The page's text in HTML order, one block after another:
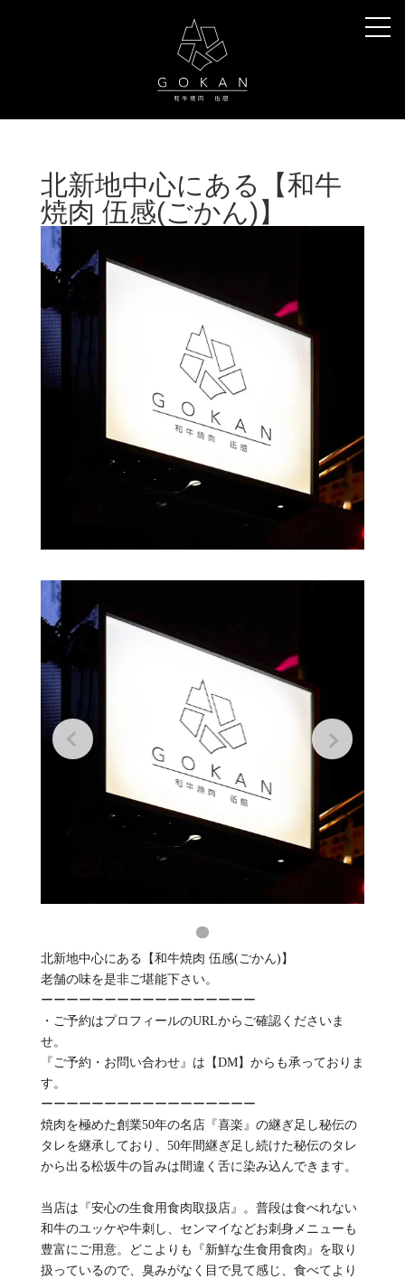
北新地中心にある【和牛
焼肉 伍感(ごかん)】
北新地中心にある【和牛焼肉 伍感(ごかん)】
老舗の味を是非ご堪能下さい。
ーーーーーーーーーーーーーーーーー
・ご予約はプロフィールのURLからご確認くださいま
せ。
『ご予約・お問い合わせ』は【DM】からも承っておりま
す。
ーーーーーーーーーーーーーーーーー
焼肉を極めた創業50年の名店『喜楽』の継ぎ足し秘伝の
タレを継承しており、50年間継ぎ足し続けた秘伝のタレ
から出る松坂牛の旨みは間違く舌に染み込んできます。
当店は『安心の生食用食肉取扱店』。普段は食べれない
和牛のユッケや牛刺し、センマイなどお刺身メニューも
豊富にご用意。どこよりも『新鮮な生食用食肉』を取り
扱っているので、臭みがなく目で見て感じ、食べてより